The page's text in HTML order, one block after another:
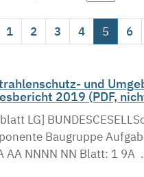
1 2 3 4 5 6
und
2019 (PDF,
LG]
Baugruppe
AA NNNN NN Blatt: 1 9A